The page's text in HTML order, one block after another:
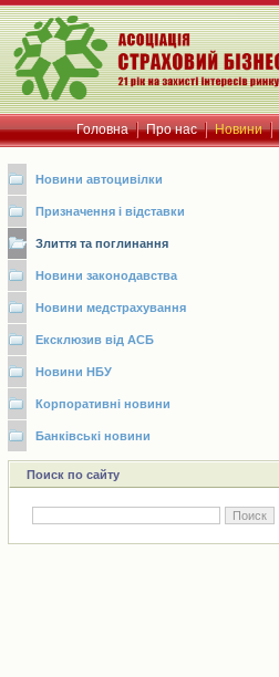
Головна Про нас Новини
Новини автоцивілки
Призначення і відставки
Злиття та поглинання
Новини законодавства
Новини медстрахування
Ексклюзив від АСБ
Новини НБУ
Корпоративні новини
Банківські новини
Поиск по сайту